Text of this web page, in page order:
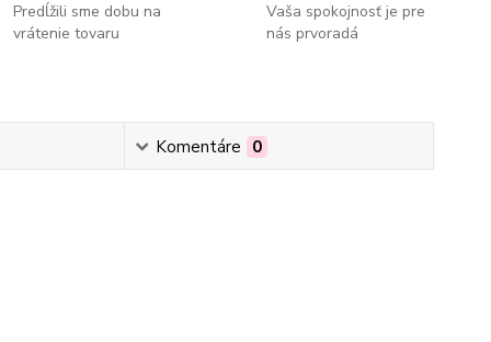
Predĺžili sme dobu na
vrátenie tovaru
Vaša spokojnosť je pre
nás prvoradá
Komentáre 0